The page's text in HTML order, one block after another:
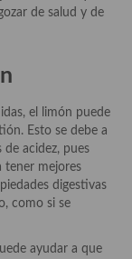
de salud y de
el limón puede
Esto se debe a
de acidez, pues
tener mejores
digestivas
como si se
ayudar a que